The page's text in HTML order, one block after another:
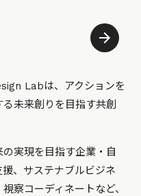
Labは、アクションを
未来創りを目指す共創
実現を目指す企業・自
、サステナブルビジネ
察コーディネートなど、